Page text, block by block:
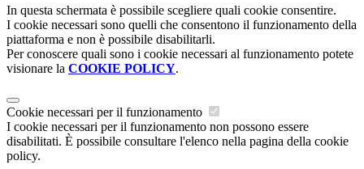
In questa schermata è possibile scegliere quali cookie consentire.
I cookie necessari sono quelli che consentono il funzionamento della
piattaforma e non è possibile disabilitarli.
Per conoscere quali sono i cookie necessari al funzionamento potete
visionare la COOKIE POLICY.
Cookie necessari per il funzionamento
I cookie necessari per il funzionamento non possono essere
disabilitati. È possibile consultare l'elenco nella pagina della cookie
policy.